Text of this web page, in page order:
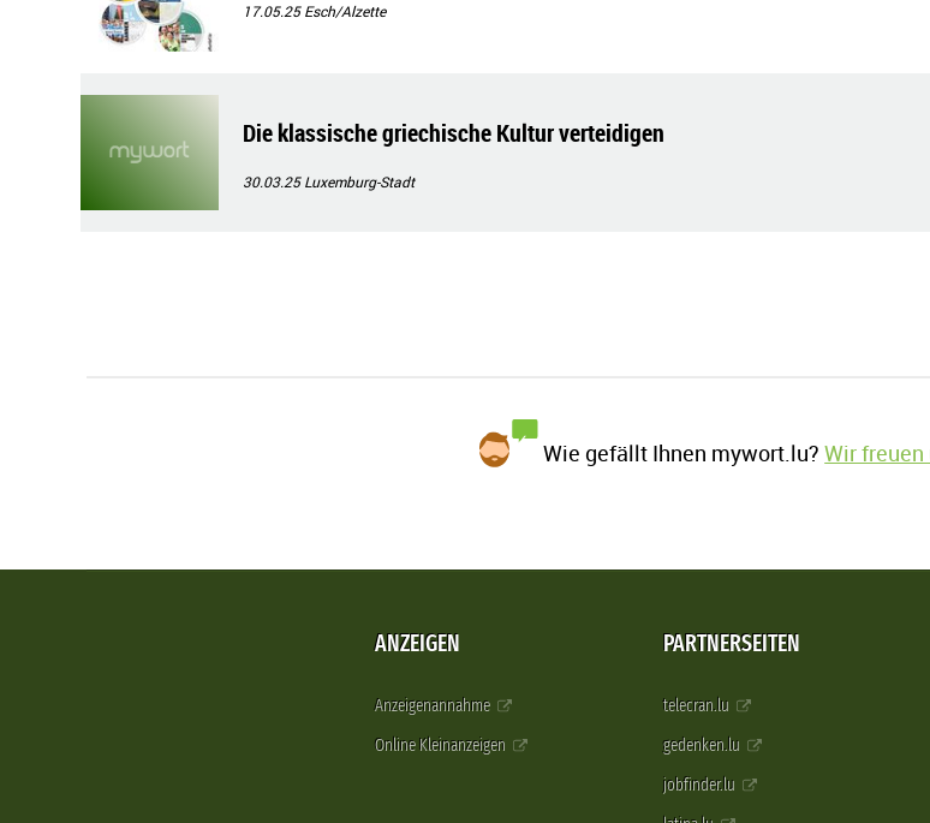
17.05.25Esch/Alzette
Die klassische griechische Kultur verteidigen
30.03.25Luxemburg-Stadt
Wie gefällt Ihnen mywort.lu?Wir freuen
ANZEIGEN
Anzeigenannahme
Online Kleinanzeigen
PARTNERSEITEN
telecran.lu
gedenken.lu
jobfinder.lu